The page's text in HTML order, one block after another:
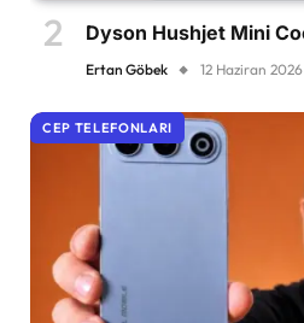
Dyson Hushjet Mini
Ertan Göbek 12 Haziran 2026
CEP TELEFONLARI